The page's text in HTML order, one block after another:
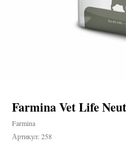
Farmina Vet Life
Farmina
Артикул: 258